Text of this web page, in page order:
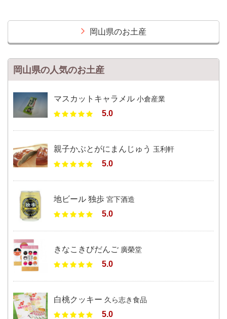
岡山県のお土産
岡山県の人気のお土産
マスカットキャラメル 小倉産業
5.0
親子かぶとがにまんじゅう 玉利軒
5.0
地ビール 独歩 宮下酒造
5.0
きなこきびだんご 廣榮堂
5.0
白桃クッキー 久ら志き食品
5.0